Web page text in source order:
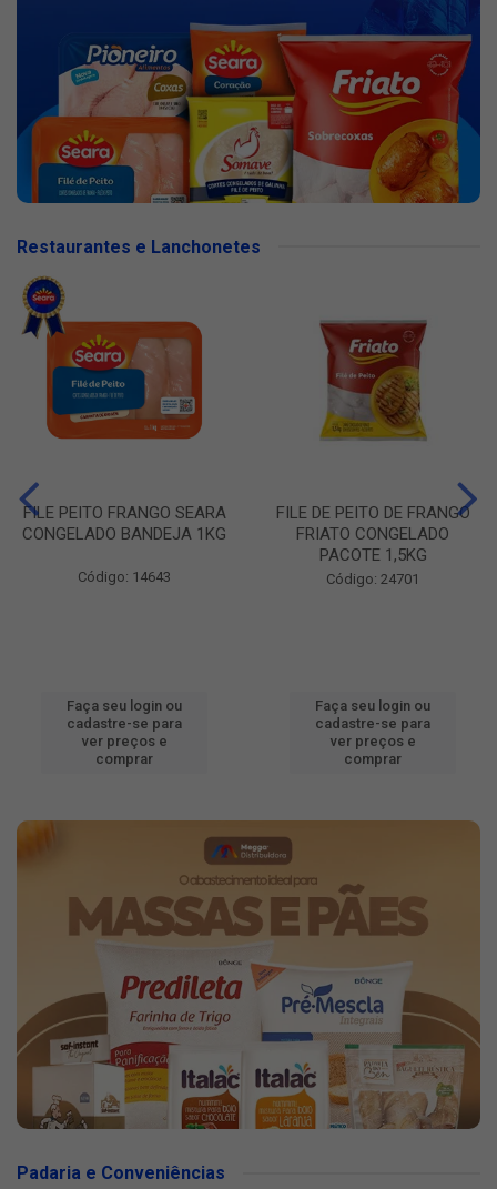
Restaurantes e Lanchonetes
FILE PEITO FRANGO SEARA
CONGELADO BANDEJA 1KG
Código: 14643
Faça seu login ou
cadastre-se para
ver preços e
comprar
FILE DE PEITO DE FRANGO
FRIATO CONGELADO
PACOTE 1,5KG
Código: 24701
Faça seu login ou
cadastre-se para
ver preços e
comprar
Padaria e Conveniências